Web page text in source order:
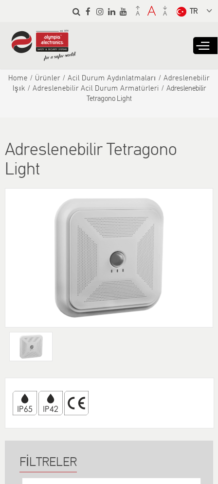
Skip to
main
from the
dropdown
to translate
Home Ürünler Αcil Durum Aydınlatmaları
Adreslenebilir
Işık
Adreslenebilir Acil Durum Armatürleri
Adreslenebilir
Tetragono Light
Adreslenebilir Tetragono
Light